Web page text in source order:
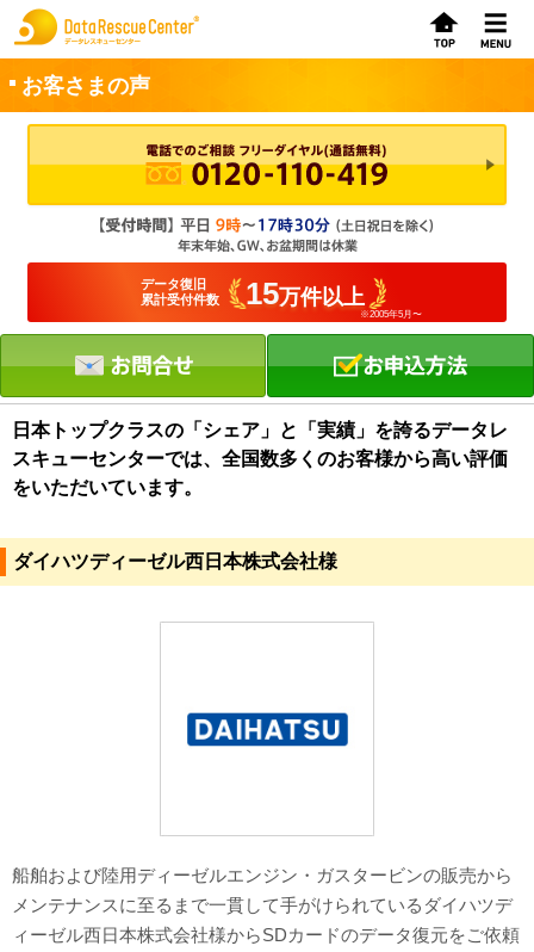
お客さまの声
データ復旧
累計受付件数
15万件以上
※2005年5月〜
日本トップクラスの「シェア」と「実績」を誇るデータレ
スキューセンターでは、全国数多くのお客様から高い評価
をいただいています。
ダイハツディーゼル西日本株式会社様
船舶および陸用ディーゼルエンジン・ガスタービンの販売から
メンテナンスに至るまで一貫して手がけられているダイハツデ
ィーゼル西日本株式会社様からSDカードのデータ復元をご依頼
お申込方法
お問合せ
初めてのお客さまへ
サービスの流れ
データレスキューセンターの特徴
データ復旧料金
データ復旧事例
対応メディア
よくあるご質問
データ復旧のウソ？ホント？
ISO27001(ISMS)認証
特定商取引法に基づく表記
会社案内・会社概要